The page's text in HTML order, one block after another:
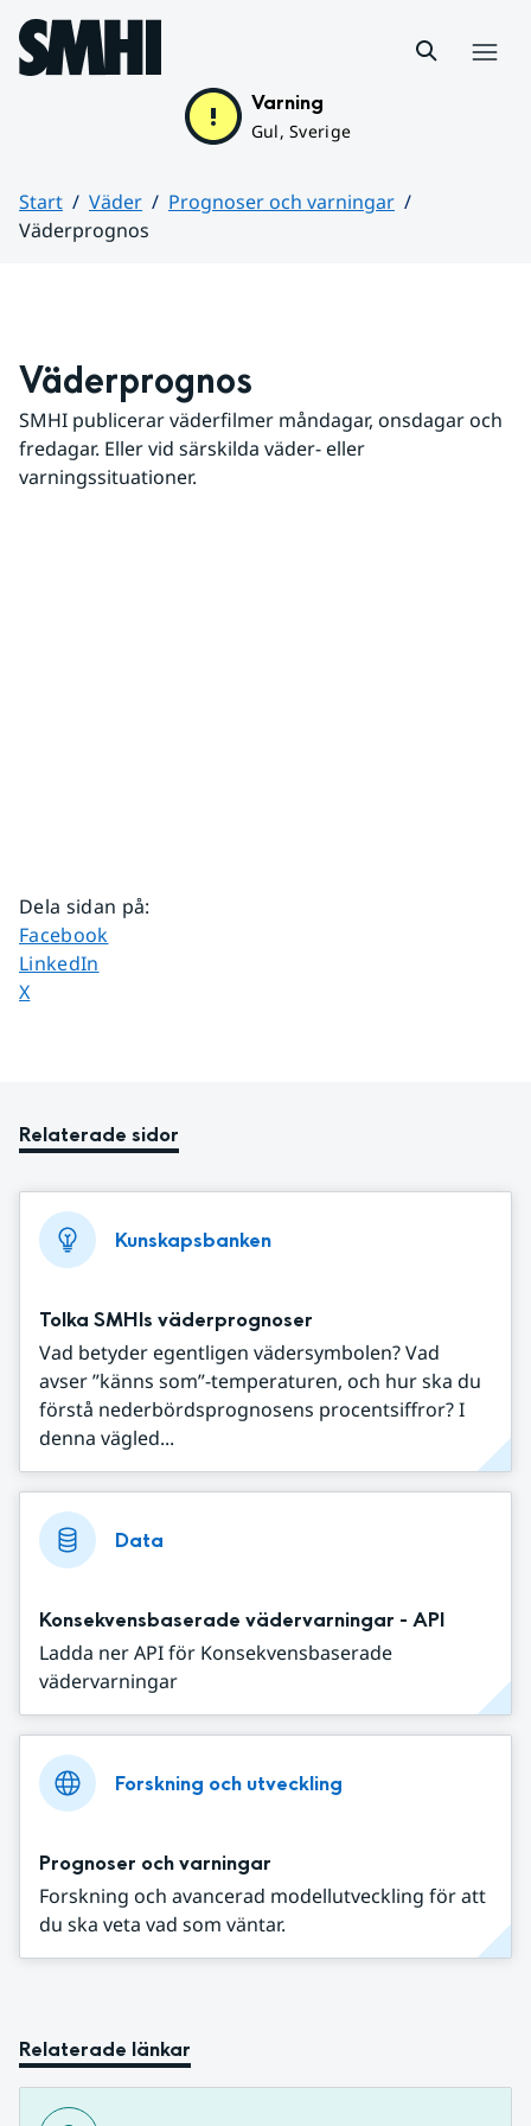
Hoppa till sidans innehåll
Varning
Gul, Sverige
Start Väder
Prognoser och varningar
Väderprognos
Väderprognos
SMHI publicerar väderfilmer måndagar, onsdagar och
fredagar. Eller vid särskilda väder- eller
varningssituationer.
Dela sidan på:
Dela sidan på
Facebook
Dela sidan på
LinkedIn
Dela sidan på
X
Relaterade sidor
Kunskapsbanken
Tolka SMHIs väderprognoser
Vad betyder egentligen vädersymbolen? Vad
avser ”känns som”-temperaturen, och hur ska du
förstå nederbördsprognosens procentsiffror? I
denna vägled...
Data
Konsekvensbaserade vädervarningar - API
Ladda ner API för Konsekvensbaserade
vädervarningar
Forskning och utveckling
Prognoser och varningar
Forskning och avancerad modellutveckling för att
du ska veta vad som väntar.
Relaterade länkar